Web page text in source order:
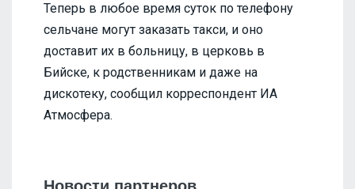
Теперь в любое время суток по телефону
сельчане могут заказать такси, и оно
доставит их в больницу, в церковь в
Бийске, к родственникам и даже на
дискотеку, сообщил корреспондент ИА
Атмосфера.
Новости партнеров